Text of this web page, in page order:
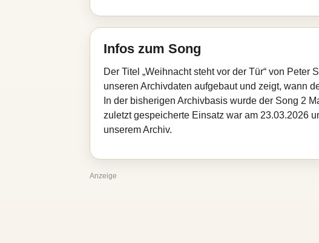
Infos zum Song
Der Titel „Weihnacht steht vor der Tür“ von
unseren Archivdaten aufgebaut und zeigt, wann
In der bisherigen Archivbasis wurde der Song 2
zuletzt gespeicherte Einsatz war am 23.03.2026
unserem Archiv.
Anzeige